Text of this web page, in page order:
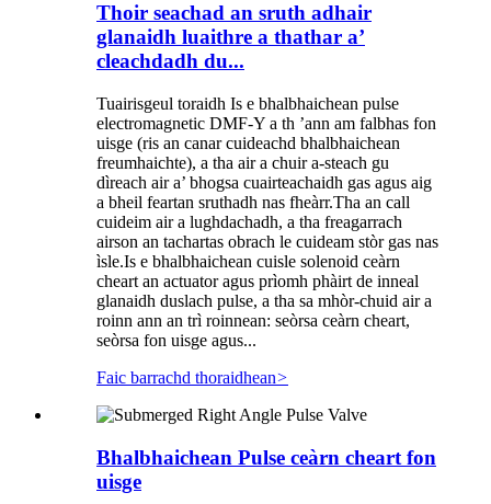
Thoir seachad an sruth adhair
glanaidh luaithre a thathar a’
cleachdadh du...
Tuairisgeul toraidh Is e bhalbhaichean pulse
electromagnetic DMF-Y a th ’ann am falbhas fon
uisge (ris an canar cuideachd bhalbhaichean
freumhaichte), a tha air a chuir a-steach gu
dìreach air a’ bhogsa cuairteachaidh gas agus aig
a bheil feartan sruthadh nas fheàrr.Tha an call
cuideim air a lughdachadh, a tha freagarrach
airson an tachartas obrach le cuideam stòr gas nas
ìsle.Is e bhalbhaichean cuisle solenoid ceàrn
cheart an actuator agus prìomh phàirt de inneal
glanaidh duslach pulse, a tha sa mhòr-chuid air a
roinn ann an trì roinnean: seòrsa ceàrn cheart,
seòrsa fon uisge agus...
Faic barrachd thoraidhean>
Bhalbhaichean Pulse ceàrn cheart fon
uisge